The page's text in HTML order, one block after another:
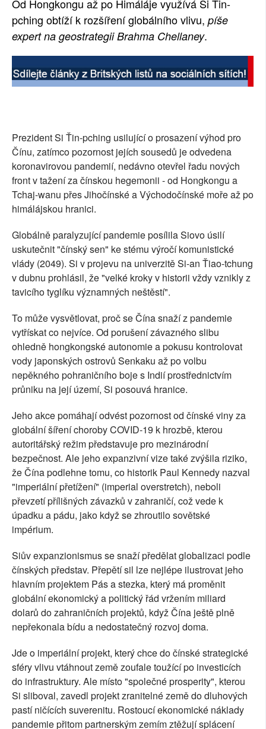
SOCIÁLNÍ SÍTĚ
RUBRIKY
PLNÁ VERZE STRÁNEK
Od Hongkongu až po Himáláje využívá Si Ťin-
pching obtíží k rozšíření globálního vlivu, píše
expert na geostrategii Brahma Chellaney.
Prezident Si Ťin-pching usilující o prosazení výhod pro
Čínu, zatímco pozornost jejích sousedů je odvedena
koronavirovou pandemií, nedávno otevřel řadu nových
front v tažení za čínskou hegemonii - od Hongkongu a
Tchaj-wanu přes Jihočínské a Východočínské moře až po
himálájskou hranici.
Globálně paralyzující pandemie posílila Siovo úsilí
uskutečnit "čínský sen" ke stému výročí komunistické
vlády (2049). Si v projevu na univerzitě Si-an Ťiao-tchung
v dubnu prohlásil, že "velké kroky v historii vždy vznikly z
tavicího tyglíku významných neštěstí".
To může vysvětlovat, proč se Čína snaží z pandemie
vytřískat co nejvíce. Od porušení závazného slibu
ohledně hongkongské autonomie a pokusu kontrolovat
vody japonských ostrovů Senkaku až po volbu
nepěkného pohraničního boje s Indií prostřednictvím
průniku na její území, Si posouvá hranice.
Jeho akce pomáhají odvést pozornost od čínské viny za
globální šíření choroby COVID-19 k hrozbě, kterou
autoritářský režim představuje pro mezinárodní
bezpečnost. Ale jeho expanzivní vize také zvýšila riziko,
že Čína podlehne tomu, co historik Paul Kennedy nazval
"imperiální přetížení" (imperial overstretch), neboli
převzetí přílišných závazků v zahraničí, což vede k
úpadku a pádu, jako když se zhroutilo sovětské
impérium.
Siův expanzionismus se snaží předělat globalizaci podle
čínských představ. Přepětí sil lze nejlépe ilustrovat jeho
hlavním projektem Pás a stezka, který má proměnit
globální ekonomický a politický řád vržením miliard
dolarů do zahraničních projektů, když Čína ještě plně
nepřekonala bídu a nedostatečný rozvoj doma.
Jde o imperiální projekt, který chce do čínské strategické
sféry vlivu vtáhnout země zoufale toužící po investicích
do infrastruktury. Ale místo "společné prosperity", kterou
Si sliboval, zavedl projekt zranitelné země do dluhových
pastí ničících suverenitu. Rostoucí ekonomické náklady
pandemie přitom partnerským zemím ztěžují splácení